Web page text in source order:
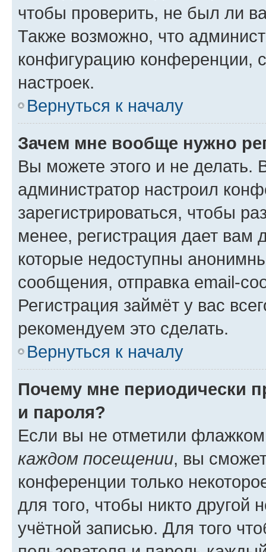
чтобы проверить, не был ли
Также возможно, что
конфигурацию конференции,
настроек.
Вернуться к началу
Зачем мне вообще нужно
Вы можете этого и не делать.
администратор настроил
зарегистрироваться, чтобы
менее, регистрация дает вам
которые недоступны
сообщения, отправка email-
Регистрация займёт у вас
рекомендуем это сделать.
Вернуться к началу
Почему мне периодически
и пароля?
Если вы не отметили
каждом посещении, вы
конференции только
для того, чтобы никто другой
учётной записью. Для того